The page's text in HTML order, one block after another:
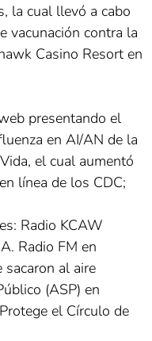
la cual llevó a cabo
vacunación contra la
Casino Resort en
presentando el
en AI/AN de la
el cual aumentó
línea de los CDC;
Radio KCAW
Radio FM en
al aire
(ASP) en
el Círculo de